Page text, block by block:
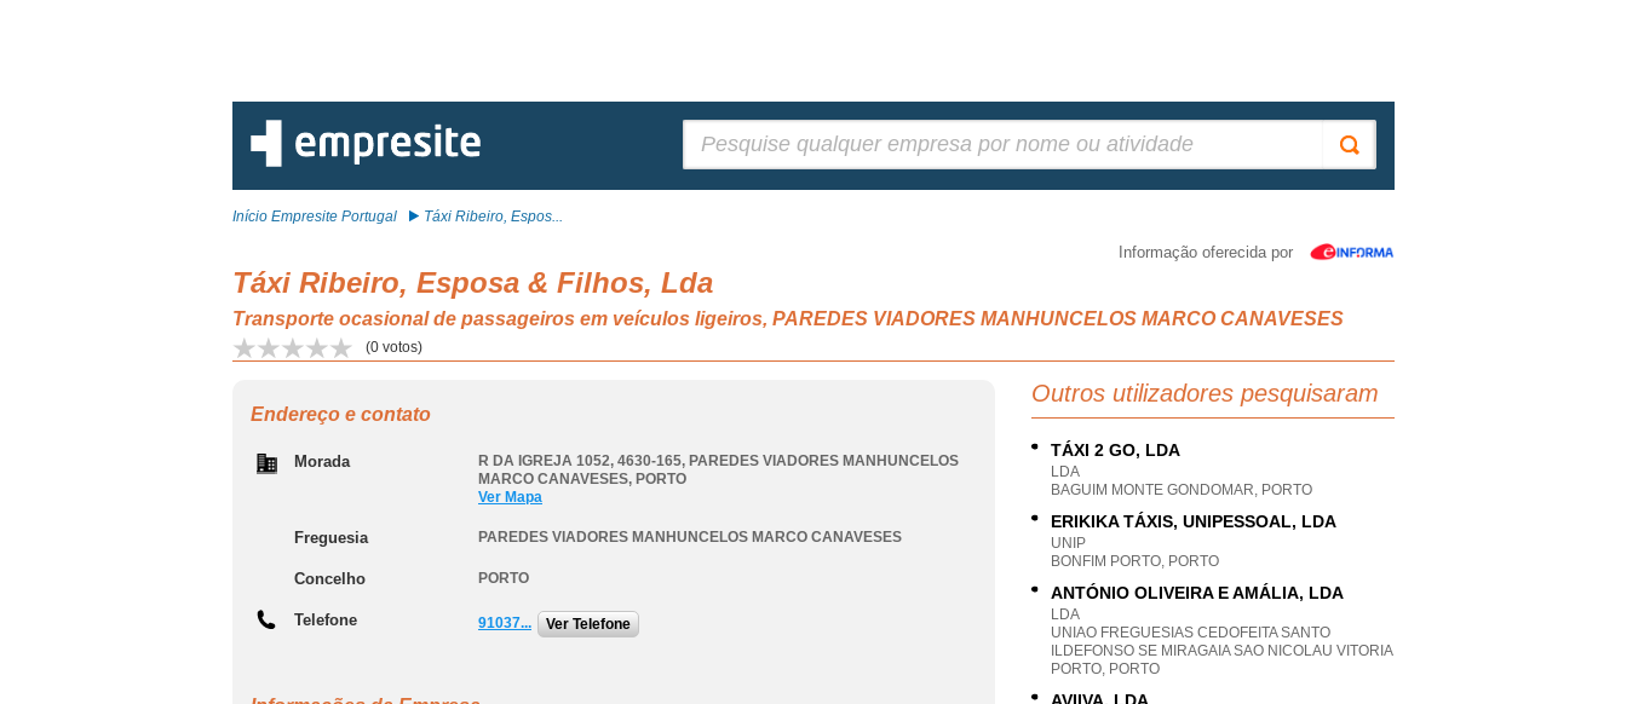
Início Empresite Portugal Táxi Ribeiro, Espos...
Informação oferecida por
Táxi Ribeiro, Esposa & Filhos, Lda
Transporte ocasional de passageiros em veículos ligeiros, PAREDES VIADORES MANHUNCELOS MARCO CANAVESES
(0 votos)
Endereço e contato
Morada R DA IGREJA 1052, 4630-165, PAREDES VIADORES MANHUNCELOS
MARCO CANAVESES, PORTO
Ver Mapa
Freguesia PAREDES VIADORES MANHUNCELOS MARCO CANAVESES
Concelho PORTO
Telefone 91037... Ver Telefone
Outros utilizadores pesquisaram
TÁXI 2 GO, LDA
LDA
BAGUIM MONTE GONDOMAR, PORTO
ERIKIKA TÁXIS, UNIPESSOAL, LDA
UNIP
BONFIM PORTO, PORTO
ANTÓNIO OLIVEIRA E AMÁLIA, LDA
LDA
UNIAO FREGUESIAS CEDOFEITA SANTO
ILDEFONSO SE MIRAGAIA SAO NICOLAU VITORIA
PORTO, PORTO